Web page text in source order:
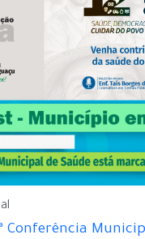
Conferência